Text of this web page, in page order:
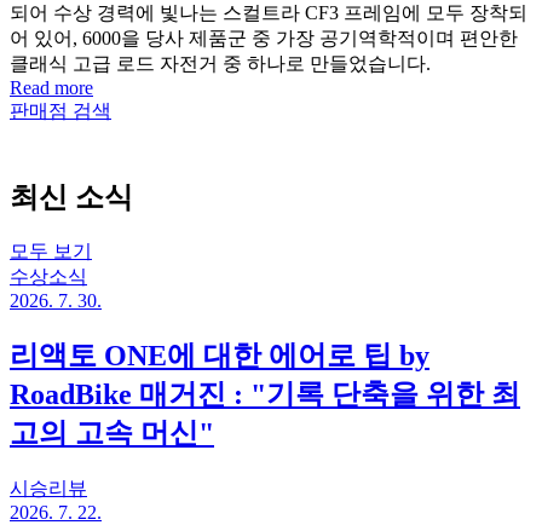
되어 수상 경력에 빛나는 스컬트라 CF3 프레임에 모두 장착되
어 있어, 6000을 당사 제품군 중 가장 공기역학적이며 편안한
클래식 고급 로드 자전거 중 하나로 만들었습니다.
Read more
판매점 검색
최신 소식
모두 보기
수상소식
2026. 7. 30.
리액토 ONE에 대한 에어로 팁 by
RoadBike 매거진 : "기록 단축을 위한 최
고의 고속 머신"
시승리뷰
2026. 7. 22.